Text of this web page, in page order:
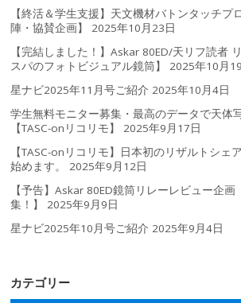
【終活＆学生支援】天文機材バトンタッチプ
陣・協賛企画】
2025年10月23日
【完結しました！】Askar 80ED/天リフ読者
スパのフォトビジュアル鏡筒】
2025年10月
星ナビ2025年11月号ご紹介 2025年10月4日
学生無料モニター募集・最高のデータで天体
【TASC-onリコリモ】
2025年9月17日
【TASC-onリコリモ】日本初のリザルトシェ
始めます。
2025年9月12日
【予告】Askar 80ED鏡筒リレーレビュー企画
集！】
2025年9月9日
星ナビ2025年10月号ご紹介 2025年9月4日
カテゴリー